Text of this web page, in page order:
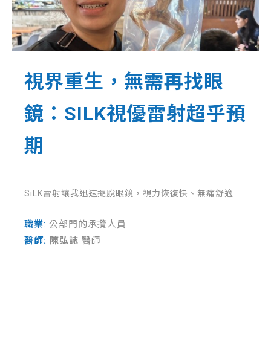
視界重生，無需再找眼
鏡：SILK視優雷射超乎預
期
SiLK雷射讓我迅速擺脫眼鏡，視力恢復快、無痛舒適
職業: 公部門的承攬人員
醫師: 陳弘誌 醫師